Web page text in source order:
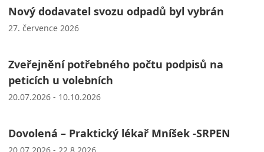
Nový dodavatel svozu odpadů byl vybrán
27. července 2026
Zveřejnění potřebného počtu podpisů na
peticích u volebních
20.07.2026 - 10.10.2026
Dovolená – Praktický lékař Mníšek -SRPEN